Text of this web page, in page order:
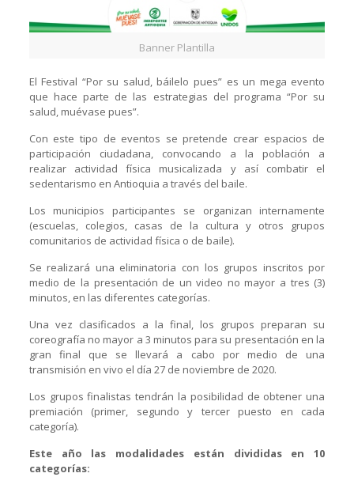
Banner Plantilla
El Festival “Por su salud, báilelo pues” es un mega evento
que hace parte de las estrategias del programa “Por su
salud, muévase pues”.
Con este tipo de eventos se pretende crear espacios de
participación ciudadana, convocando a la población a
realizar actividad física musicalizada y así combatir el
sedentarismo en Antioquia a través del baile.
Los municipios participantes se organizan internamente
(escuelas, colegios, casas de la cultura y otros grupos
comunitarios de actividad física o de baile).
Se realizará una eliminatoria con los grupos inscritos por
medio de la presentación de un video no mayor a tres (3)
minutos, en las diferentes categorías.
Una vez clasificados a la final, los grupos preparan su
coreografía no mayor a 3 minutos para su presentación en la
gran final que se llevará a cabo por medio de una
transmisión en vivo el día 27 de noviembre de 2020.
Los grupos finalistas tendrán la posibilidad de obtener una
premiación (primer, segundo y tercer puesto en cada
categoría).
Este año las modalidades están divididas en 10
categorías: